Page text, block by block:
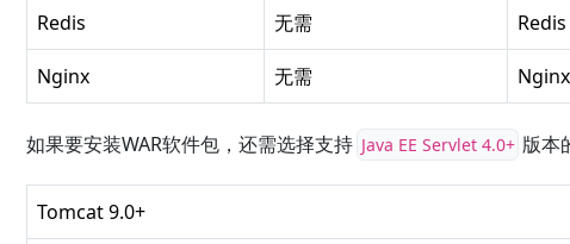
Redis 无需
Nginx 无需
如果要安装WAR软件包，还需选择支持 Java EE Servlet 4.0+ 版本
Tomcat 9.0+